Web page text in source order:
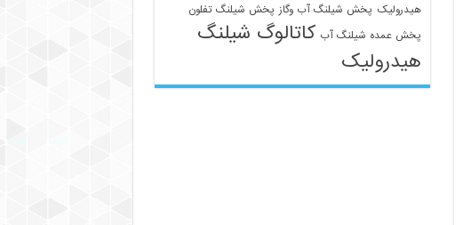
هیدرولیک پخش شیلنگ آب وگاز پخش شیلنگ تفلون
پخش عمده شیلنگ آب کاتالوگ شیلنگ
هیدرولیک